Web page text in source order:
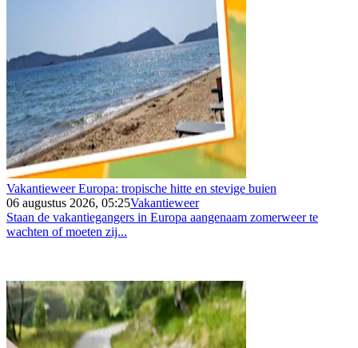
Vakantieweer Europa: tropische hitte en stevige buien
06 augustus 2026, 05:25Vakantieweer
Staan de vakantiegangers in Europa aangenaam zomerweer te
wachten of moeten zij...